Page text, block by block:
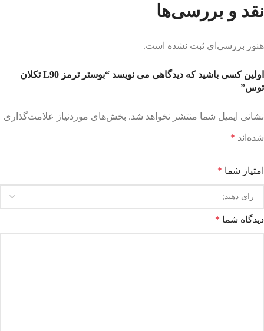
نقد و بررسی‌ها
هنوز بررسی‌ای ثبت نشده است.
اولین کسی باشید که دیدگاهی می نویسد “بوستر ترمز L90 تکلان
توس”
نشانی ایمیل شما منتشر نخواهد شد. بخش‌های موردنیاز علامت‌گذاری
شده‌اند *
امتیاز شما *
دیدگاه شما *